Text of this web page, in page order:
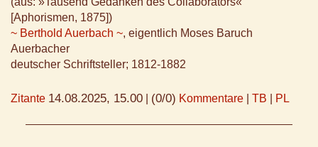
[Aphorismen, 1875])
~ Berthold Auerbach ~, eigentlich Moses Baruch
Auerbacher
deutscher Schriftsteller; 1812-1882
Zitante 14.08.2025, 15.00 (0/0) Kommentare TB PL